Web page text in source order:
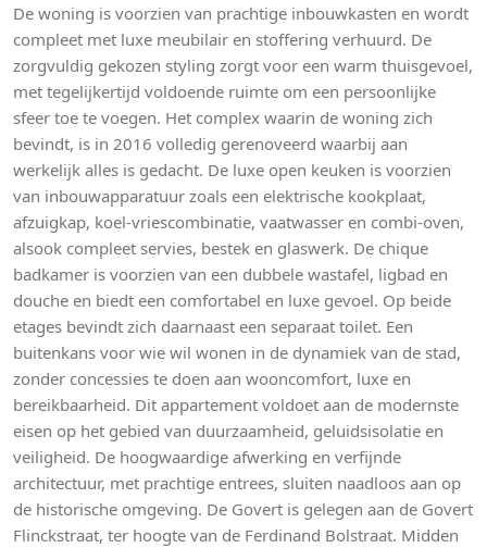
De woning is voorzien van prachtige inbouwkasten en wordt
compleet met luxe meubilair en stoffering verhuurd. De
zorgvuldig gekozen styling zorgt voor een warm thuisgevoel,
met tegelijkertijd voldoende ruimte om een persoonlijke
sfeer toe te voegen. Het complex waarin de woning zich
bevindt, is in 2016 volledig gerenoveerd waarbij aan
werkelijk alles is gedacht. De luxe open keuken is voorzien
van inbouwapparatuur zoals een elektrische kookplaat,
afzuigkap, koel-vriescombinatie, vaatwasser en combi-oven,
alsook compleet servies, bestek en glaswerk. De chique
badkamer is voorzien van een dubbele wastafel, ligbad en
douche en biedt een comfortabel en luxe gevoel. Op beide
etages bevindt zich daarnaast een separaat toilet. Een
buitenkans voor wie wil wonen in de dynamiek van de stad,
zonder concessies te doen aan wooncomfort, luxe en
bereikbaarheid. Dit appartement voldoet aan de modernste
eisen op het gebied van duurzaamheid, geluidsisolatie en
veiligheid. De hoogwaardige afwerking en verfijnde
architectuur, met prachtige entrees, sluiten naadloos aan op
de historische omgeving. De Govert is gelegen aan de Govert
Flinckstraat, ter hoogte van de Ferdinand Bolstraat. Midden